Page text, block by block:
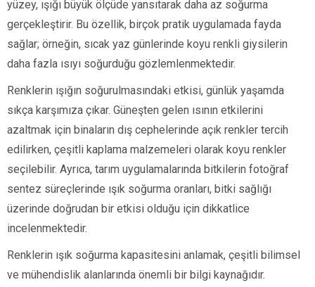
yüzey, ışığı büyük ölçüde yansıtarak daha az soğurma
gerçekleştirir. Bu özellik, birçok pratik uygulamada fayda
sağlar; örneğin, sıcak yaz günlerinde koyu renkli giysilerin
daha fazla ısıyı soğurduğu gözlemlenmektedir.
Renklerin ışığın soğurulmasındaki etkisi, günlük yaşamda
sıkça karşımıza çıkar. Güneşten gelen ısının etkilerini
azaltmak için binaların dış cephelerinde açık renkler tercih
edilirken, çeşitli kaplama malzemeleri olarak koyu renkler
seçilebilir. Ayrıca, tarım uygulamalarında bitkilerin fotoğraf
sentez süreçlerinde ışık soğurma oranları, bitki sağlığı
üzerinde doğrudan bir etkisi olduğu için dikkatlice
incelenmektedir.
Renklerin ışık soğurma kapasitesini anlamak, çeşitli bilimsel
ve mühendislik alanlarında önemli bir bilgi kaynağıdır.